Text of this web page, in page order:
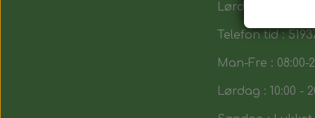
Lørdag : 10:00-
Telefon tid :
Man-Fre : 08:00-
Lørdag : 10:00 -